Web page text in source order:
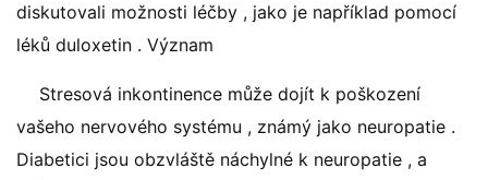
diskutovali možnosti léčby , jako je například pomocí
léků duloxetin . Význam
Stresová inkontinence může dojít k poškození
vašeho nervového systému , známý jako neuropatie .
Diabetici jsou obzvláště náchylné k neuropatie , a